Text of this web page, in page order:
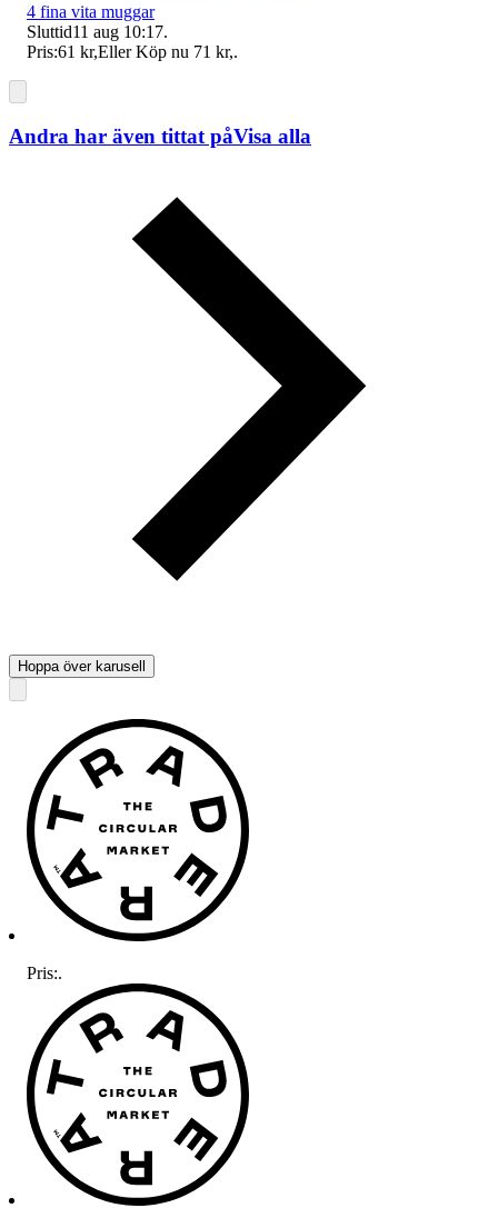
4 fina vita muggar
Sluttid11 aug 10:17.
Pris:61 kr,Eller Köp nu 71 kr,.
Andra har även tittat påVisa alla
Hoppa över karusell
Pris:.